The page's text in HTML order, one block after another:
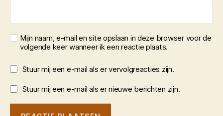
Mijn naam, e-mail en site opslaan in deze browser voor de
volgende keer wanneer ik een reactie plaats.
Stuur mij een e-mail als er vervolgreacties zijn.
Stuur mij een e-mail als er nieuwe berichten zijn.